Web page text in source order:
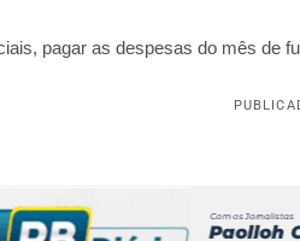
pagar as despesas do mês de